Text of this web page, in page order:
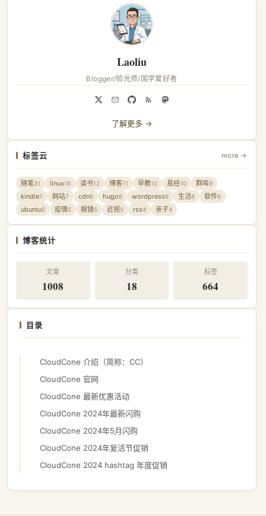
Laoliu
Blogger/验光师/国学爱好者
了解更多 →
标签云 more →
随笔31 linux16 读书12 博客11 早教10 易经10 群晖9
kindle7 网站7 cdn6 hugo6 wordpress6 生活6 软件6
ubuntu5 疫情5 眼镜5 近视5 rss4 亲子4
博客统计
文章
1008
分类
18
标签
664
目录
CloudCone 介绍（简称：CC）
CloudCone 官网
CloudCone 最新优惠活动
CloudCone 2024年最新闪购
CloudCone 2024年5月闪购
CloudCone 2024年复活节促销
CloudCone 2024 hashtag 年度促销